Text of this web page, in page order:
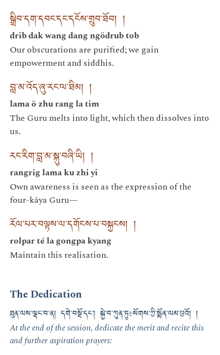
སྒྲིབ་དག་དབང་དང་དངོས་གྲུབ་ཐོབ། །
drib dak wang dang ngödrub tob
Our obscurations are purified; we gain
empowerment and siddhis.
བླ་མ་འོད་ཞུ་རང་ལ་ཐིམ། །
lama ö zhu rang la tim
The Guru melts into light, which then dissolves into
us.
རང་རིག་བླ་མ་སྐུ་བཞི་ཡི། །
rangrig lama ku zhi yi
Own awareness is seen as the expression of the
four-kāya Guru—
རོལ་པར་བལྟས་ལ་དགོངས་པ་བསྐྱངས། །
rolpar té la gongpa kyang
Maintain this realisation.
The Dedication
ཐུན་ལས་ལྡང་བ་ན། དགེ་བསྔོ་དང་། སྐྱེ་བ་ཀུན་ཏུ༴སོགས་ཀྱི་སྨོན་ལམ་བྱའོ། །
At the end of the session, dedicate the merit and recite this
and further aspiration prayers: